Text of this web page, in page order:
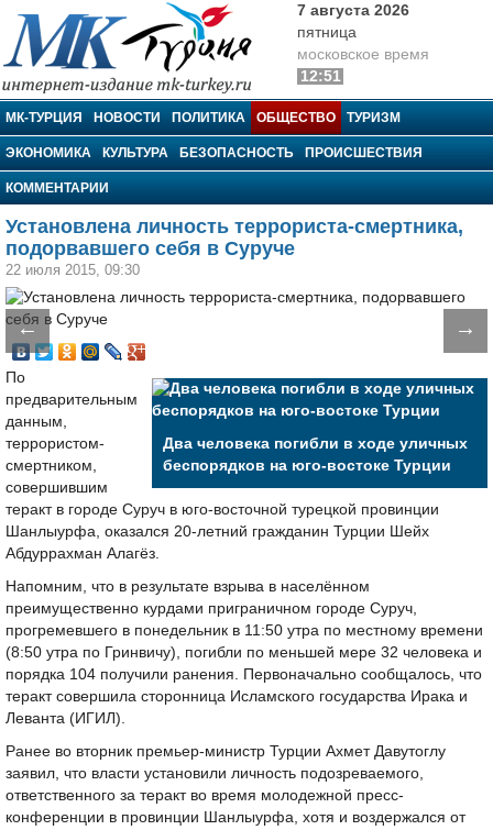
МК-Турция
7 августа 2026
пятница
московское время
12:51
МК-ТУРЦИЯ НОВОСТИ ПОЛИТИКА ОБЩЕСТВО ТУРИЗМ
ЭКОНОМИКА КУЛЬТУРА БЕЗОПАСНОСТЬ ПРОИСШЕСТВИЯ
КОММЕНТАРИИ
Установлена личность террориста-смертника,
подорвавшего себя в Суруче
22 июля 2015, 09:30
← →
Два человека погибли в ходе уличных
беспорядков на юго-востоке Турции
По
предварительным
данным,
террористом-
смертником,
совершившим
теракт в городе Суруч в юго-восточной турецкой провинции
Шанлыурфа, оказался 20-летний гражданин Турции Шейх
Абдуррахман Алагёз.
Напомним, что в результате взрыва в населённом
преимущественно курдами приграничном городе Суруч,
прогремевшего в понедельник в 11:50 утра по местному времени
(8:50 утра по Гринвичу), погибли по меньшей мере 32 человека и
порядка 104 получили ранения. Первоначально сообщалось, что
теракт совершила сторонница Исламского государства Ирака и
Леванта (ИГИЛ).
Ранее во вторник премьер-министр Турции Ахмет Давутоглу
заявил, что власти установили личность подозреваемого,
ответственного за теракт во время молодежной пресс-
конференции в провинции Шанлыурфа, хотя и воздержался от